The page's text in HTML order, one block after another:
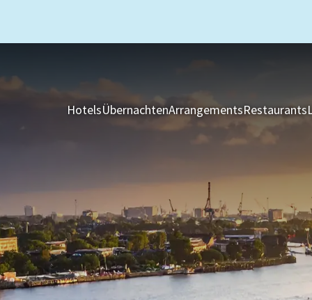
HotelsÜbernachtenArrangementsRestaurants